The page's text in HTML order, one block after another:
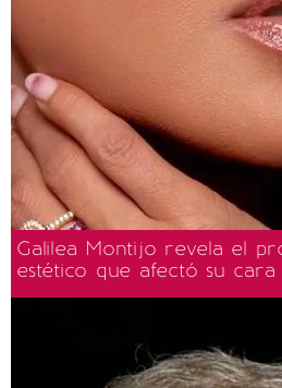
Galilea Montijo revela el
estético que afectó su cara